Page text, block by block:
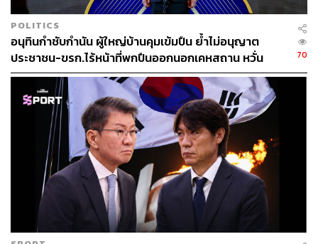
POLITICS
อนุทินกำชับกำนัน ผู้ใหญ่บ้านคุมเข้มปืน ย้ำไม่อนุญาต
ประชาชน-ขรก.ไร้หน้าที่พกปืนออกนอกเคหสถาน หวั่น
พฤติกรรมลอกเลียนแบบ จ่อลงพื้นที่เกิดเหตุ
70